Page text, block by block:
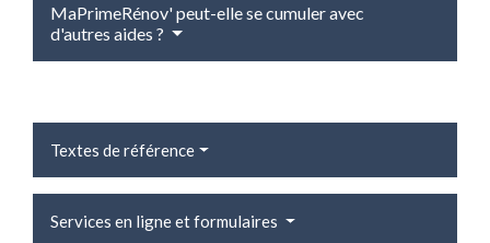
MaPrimeRénov' peut-elle se cumuler avec
d'autres aides ?
Textes de référence
Services en ligne et formulaires